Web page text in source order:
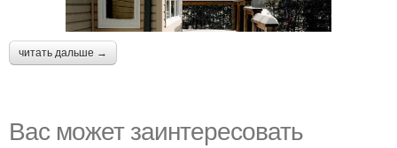
читать дальше →
Вас может заинтересовать